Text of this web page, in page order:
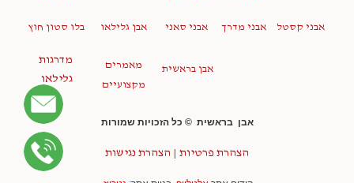
אבני קסטל אבני מדרך אבני סאני אבן גלילאו בלו סטון חוץ
אבן בראשית
מאמרים
מקצועיים
מדרגות
גלילאו
אבן בראשית © כל הזכויות שמורות
הצהרת פרטיות | הצהרת נגישות